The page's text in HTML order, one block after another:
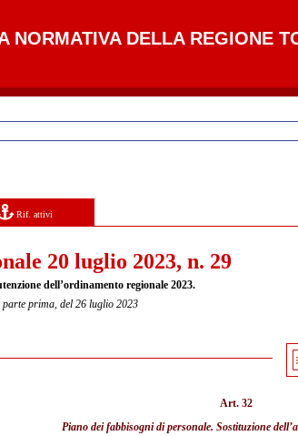
NORMATIVA DELLA REGIONE
Rif. attivi
20 luglio 2023, n. 29
dell’ordinamento regionale 2023.
prima, del 26 luglio 2023
Art. 32
Piano dei fabbisogni di personale. Sostituzione dell’